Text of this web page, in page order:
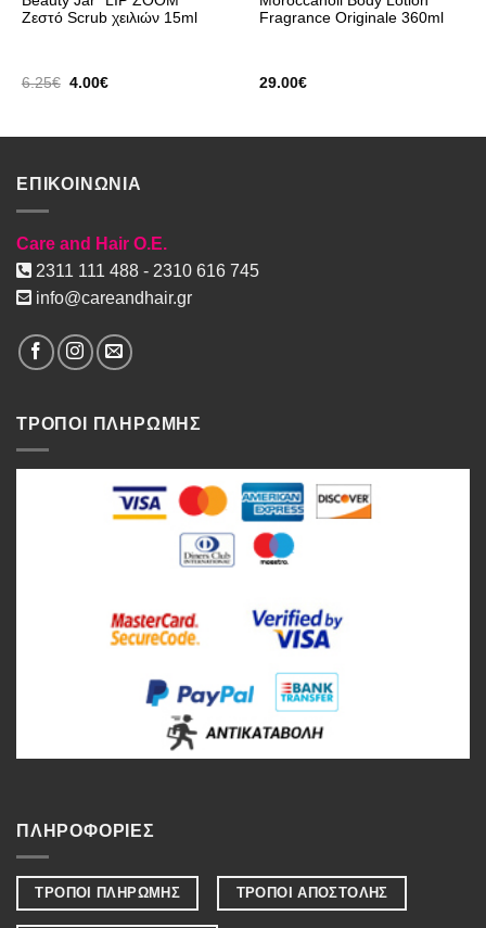
Ζεστό Scrub χειλιών 15ml
6.25€ Original
4.00€Η
4.00€.
Fragrance Originale 360ml
29.00€
ΕΠΙΚΟΙΝΩΝΙΑ
Care and Hair O.E.
2311 111 488 - 2310 616 745
info@careandhair.gr
ΤΡΟΠΟΙ ΠΛΗΡΩΜΗΣ
ΠΛΗΡΟΦΟΡΙΕΣ
ΤΡΟΠΟΙ ΠΛΗΡΩΜΗΣ ΤΡΟΠΟΙ ΑΠΟΣΤΟΛΗΣ